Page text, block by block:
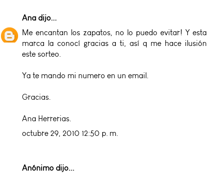
Ana dijo...
Me encantan los zapatos, no lo puedo evitar! Y esta
marca la conocí gracias a ti, así q me hace ilusión
este sorteo.
Ya te mando mi numero en un email.
Gracias.
Ana Herrerias.
octubre 29, 2010 12:50 p. m.
Anónimo dijo...